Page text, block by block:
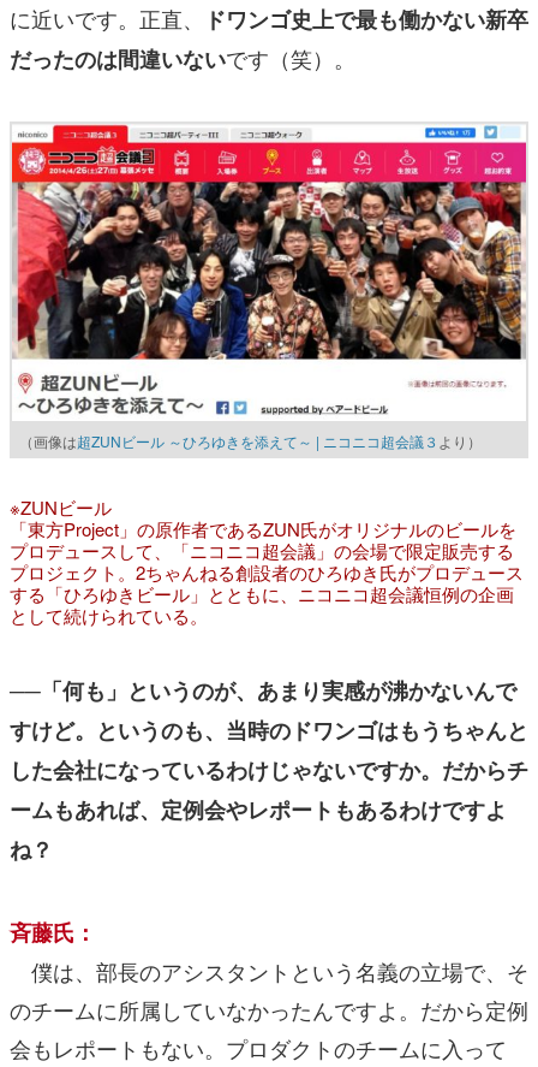
に近いです。正直、
ドワンゴ史上で最も働かない新卒
だったのは間違いないです（笑）。
（画像は超ZUNビール ～ひろゆきを添えて～ | ニコニコ超会議３ より）
※ZUNビール
「東方Project」の原作者であるZUN氏がオリジナルのビールを
プロデュースして、「ニコニコ超会議」の会場で限定販売する
プロジェクト。2ちゃんねる創設者のひろゆき氏がプロデュース
する「ひろゆきビール」とともに、ニコニコ超会議恒例の企画
として続けられている。
──「何も」というのが、あまり実感が沸かないんで
すけど。というのも、当時のドワンゴはもうちゃんと
した会社になっているわけじゃないですか。だからチ
ームもあれば、定例会やレポートもあるわけですよ
ね？
斉藤氏：
僕は、部長のアシスタントという名義の立場で、そ
のチームに所属していなかったんですよ。だから定例
会もレポートもない。プロダクトのチームに入って